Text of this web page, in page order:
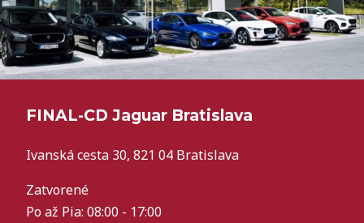
FINAL-CD Jaguar Bratislava
Ivanská cesta 30, 821 04 Bratislava
Zatvorené
Po až Pia: 08:00 - 17:00